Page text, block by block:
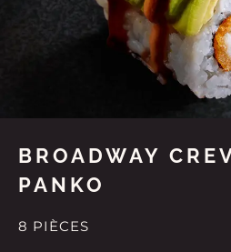
BROADWAY
PANKO
8 PIÈCES